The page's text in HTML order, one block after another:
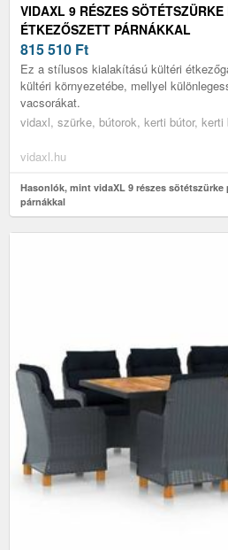
VIDAXL 9 RÉSZES
ÉTKEZŐSZETT PÁRNÁKKAL
815 510 Ft
Ez a stílusos kialakítású kültéri
kültéri környezetébe, mellyel
vacsorákat.
vidaxl, szürke, bútorok, kerti bútor, kerti
vidaxl.hu
Hasonlók, mint vidaXL 9 részes
párnákkal